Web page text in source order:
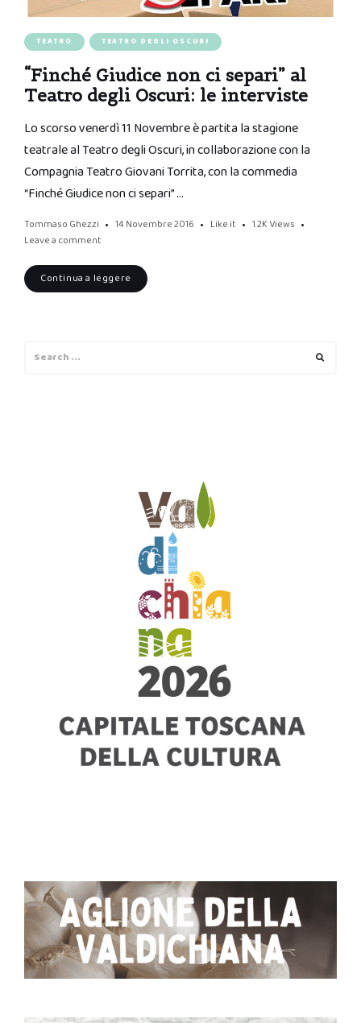
TEATRO TEATRO DEGLI OSCURI
“Finché Giudice non ci separi” al
Teatro degli Oscuri: le interviste
Lo scorso venerdì 11 Novembre è partita la stagione
teatrale al Teatro degli Oscuri, in collaborazione con la
Compagnia Teatro Giovani Torrita, con la commedia
“Finché Giudice non ci separi” …
Tommaso Ghezzi 14 Novembre 2016 Like it 1.2K Views
Leave a comment
Continua a leggere
for: